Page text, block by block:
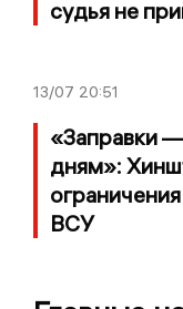
судья не
13/07 20:51
«Заправки
дням»:
ВСУ